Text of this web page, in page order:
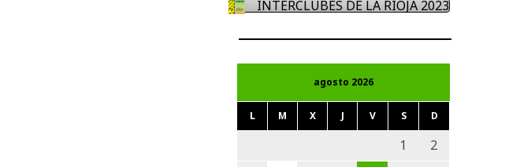
INTERCLUBES DE LA RIOJA 2023
agosto 2026
L M X J V S D
1
2